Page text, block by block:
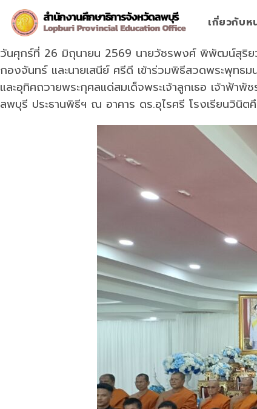
content
เกี่ยวกับห
วันศุกร์ที่ 26 มิถุนายน 2569 นายวัชรพงศ์ พิพัฒน์สุริย
กองจันทร์ และนายเสนีย์ ศรีดี เข้าร่วมพิธีสวดพระพุทธ
และอุทิศถวายพระกุศลแด่สมเด็จพระเจ้าลูกเธอ เจ้าฟ้
ลพบุรี ประธานพิธีฯ ณ อาคาร ดร.อุไรศรี โรงเรียนวินิ